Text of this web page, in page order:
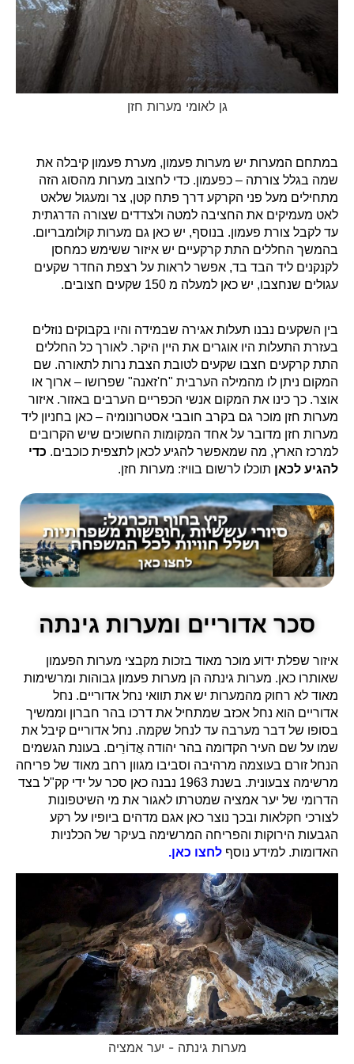
גן לאומי מערות חזן
במתחם המערות יש מערות פעמון, מערת פעמון קיבלה את
שמה בגלל צורתה – כפעמון. כדי לחצוב מערות מהסוג הזה
מתחילים מעל פני הקרקע דרך פתח קטן, צר ומעגול שלאט
לאט מעמיקים את החציבה למטה ולצדדים שצורה הדרגתית
עד לקבל צורת פעמון. בנוסף, יש כאן גם מערות קולומבריום.
בהמשך החללים התת קרקעיים יש איזור ששימש כמחסן
לקנקנים ליד הבד בד, אפשר לראות על רצפת החדר שקעים
עגולים שנחצבו, יש כאן למעלה מ 150 שקעים חצובים.
בין השקעים נבנו תעלות אגירה שבמידה והיו בקבוקים נוזלים
בעזרת התעלות היו אוגרים את היין היקר. לאורך כל החללים
התת קרקעים חצבו שקעים לטובת הצבת נרות לתאורה. שם
המקום ניתן לו מהמילה הערבית "ח'זאנה" שפרושו – ארוך או
אוצר. כך כינו את המקום אנשי הכפריים הערבים באזור. איזור
מערות חזן מוכר גם בקרב חובבי אסטרונומיה – כאן בחניון ליד
מערות חזן מדובר על אחד המקומות החשוכים שיש הקרובים
למרכז הארץ, מה שמאפשר להגיע לכאן לתצפית כוכבים. כדי
להגיע לכאן תוכלו לרשום בוויז: מערות חזן.
סכר אדוריים ומערות גינתה
איזור שפלת ידוע מוכר מאוד בזכות מקבצי מערות הפעמון
שאותרו כאן. מערות גינתה הן מערות פעמון גבוהות ומרשימות
מאוד לא רחוק מהמערות יש את תוואי נחל אדוריים. נחל
אדוריים הוא נחל אכזב שמתחיל את דרכו בהר חברון וממשיך
בסופו של דבר מערבה עד לנחל שקמה. נחל אדוריים קיבל את
שמו על שם העיר הקדומה בהר יהודה אֲדוֹרַים. בעונת הגשמים
הנחל זורם בעוצמה מרהיבה וסביבו מגוון רחב מאוד של פריחה
מרשימה צבעונית. בשנת 1963 נבנה כאן סכר על ידי קק"ל בצד
הדרומי של יער אמציה שמטרתו לאגור את מי השיטפונות
לצורכי חקלאות ובכך נוצר כאן אגם מדהים ביופיו על רקע
הגבעות הירוקות והפריחה המרשימה בעיקר של הכלניות
האדומות. למידע נוסף לחצו כאן.
מערות גינתה - יער אמציה